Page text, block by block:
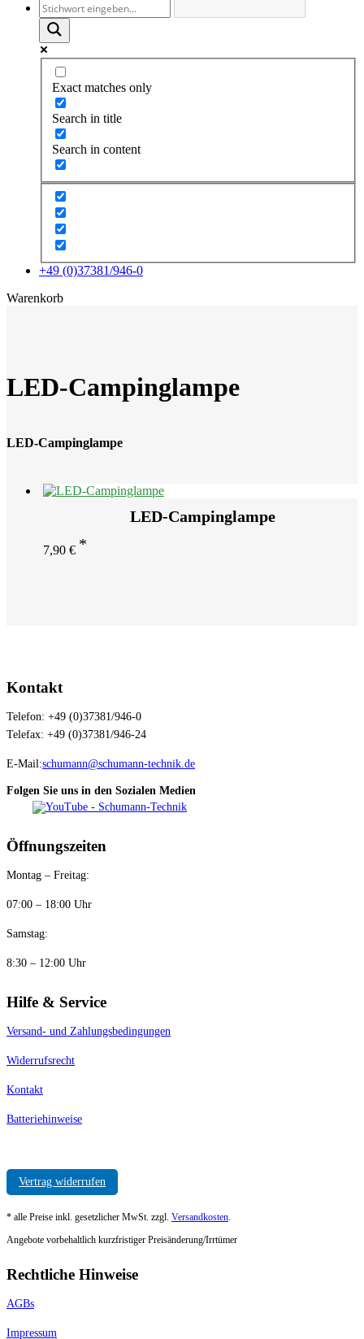
Exact matches only
Search in title
Search in content
+49 (0)37381/946-0
Warenkorbx
LED-Campinglampe
LED-Campinglampe
LED-Campinglampe
7,90 €
Kontakt
Telefon: +49 (0)37381/946-0
Telefax: +49 (0)37381/946-24
E-Mail:schumann@schumann-technik.de
Folgen Sie uns in den Sozialen Medien
Öffnungszeiten
Montag – Freitag:
07:00 – 18:00 Uhr
Samstag:
8:30 – 12:00 Uhr
Hilfe & Service
Versand- und Zahlungsbedingungen
Widerrufsrecht
Kontakt
Batteriehinweise
Vertrag widerrufen
* alle Preise inkl. gesetzlicher MwSt. zzgl. Versandkosten
Angebote vorbehaltlich kurzfristiger Preisänderung/Irrtümer
Rechtliche Hinweise
AGBs
Impressum